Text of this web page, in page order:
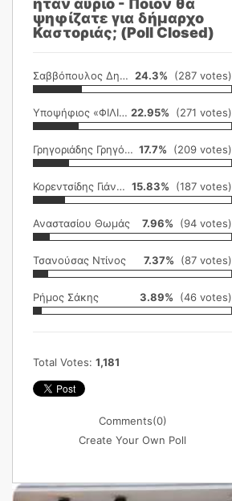
ήταν αύριο - Ποιον θα
ψηφίζατε για δήμαρχο
Καστοριάς; (Poll Closed)
Σαββόπουλος Δημήτρης 24.3% (287 votes)
Υποψήφιος «ΦΙΛΙΚΗ ΕΤΑΙΡΕΙΑ» 22.95% (271 votes)
Γρηγοριάδης Γρηγόρης 17.7% (209 votes)
Κορεντσίδης Γιάννης 15.83% (187 votes)
Αναστασίου Θωμάς 7.96% (94 votes)
Τσανούσας Ντίνος 7.37% (87 votes)
Ρήμος Σάκης 3.89% (46 votes)
Total Votes: 1,181
Comments(0)
Create Your Own Poll